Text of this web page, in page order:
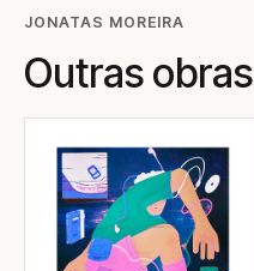
JONATAS MOREIRA
Outras obras